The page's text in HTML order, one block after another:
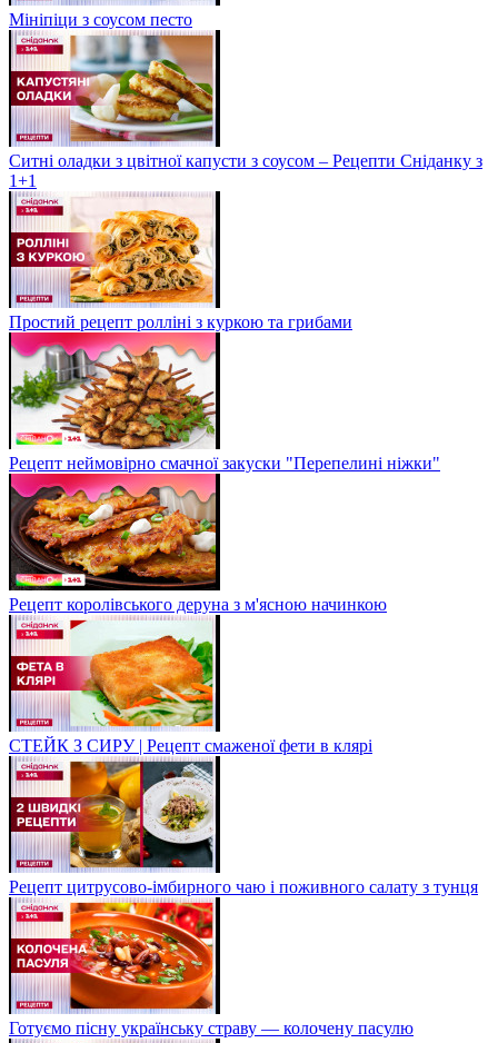
Мініпіци з соусом песто
Ситні оладки з цвітної капусти з соусом – Рецепти Сніданку з
1+1
Простий рецепт ролліні з куркою та грибами
Рецепт неймовірно смачної закуски "Перепелині ніжки"
Рецепт королівського деруна з м'ясною начинкою
СТЕЙК З СИРУ | Рецепт смаженої фети в клярі
Рецепт цитрусово-імбирного чаю і поживного салату з тунця
Готуємо пісну українську страву — колочену пасулю